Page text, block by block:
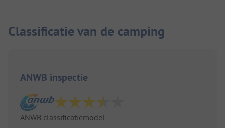
Classificatie van de camping
ANWB inspectie
ANWB classificatiemodel